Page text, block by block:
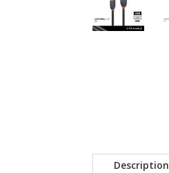
Description